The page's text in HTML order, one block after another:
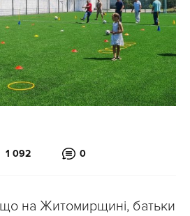
1 092 0
що на Житомирщині, батьки